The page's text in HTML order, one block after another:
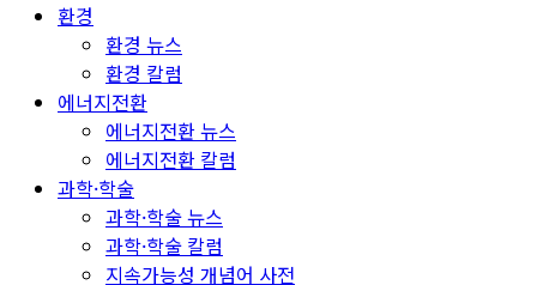
환경
환경 뉴스
환경 칼럼
에너지전환
에너지전환 뉴스
에너지전환 칼럼
과학·학술
과학·학술 뉴스
과학·학술 칼럼
지속가능성 개념어 사전